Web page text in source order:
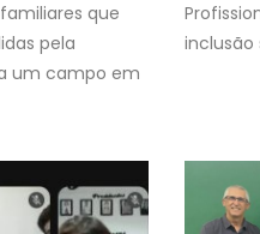
que
pela
um campo em